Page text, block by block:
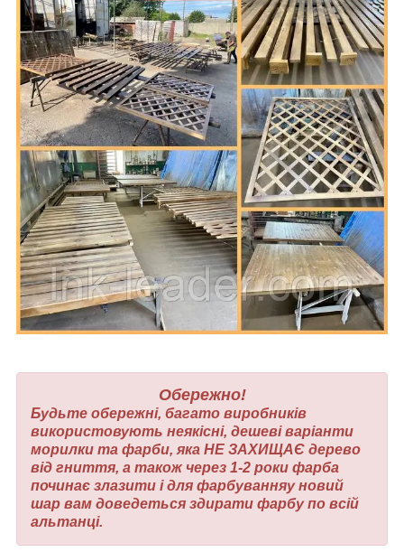
Обережно!
Будьте обережні, багато виробників
використовують неякісні, дешеві варіанти
морилки та фарби, яка НЕ ЗАХИЩАЄ дерево
від гниття, а також через 1-2 роки фарба
починає злазити і для фарбуванняу новий
шар вам доведеться здирати фарбу по всій
альтанці.